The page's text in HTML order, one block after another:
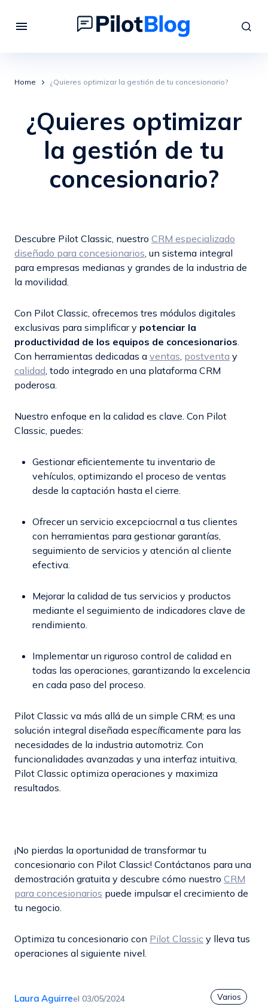
Home ¿Quieres optimizar la gestión de tu concesionario?
¿Quieres optimizar
la gestión de tu
concesionario?
Descubre Pilot Classic, nuestro CRM especializado
diseñado para concesionarios, un sistema integral
para empresas medianas y grandes de la industria de
la movilidad.
Con Pilot Classic, ofrecemos tres módulos digitales
exclusivas para simplificar y potenciar la
productividad de los equipos de concesionarios.
Con herramientas dedicadas a ventas, postventa y
calidad, todo integrado en una plataforma CRM
poderosa.
Nuestro enfoque en la calidad es clave. Con Pilot
Classic, puedes:
Gestionar eficientemente tu inventario de
vehículos, optimizando el proceso de ventas
desde la captación hasta el cierre.
Ofrecer un servicio excepciocrnal a tus clientes
con herramientas para gestionar garantías,
seguimiento de servicios y atención al cliente
efectiva.
Mejorar la calidad de tus servicios y productos
mediante el seguimiento de indicadores clave de
rendimiento.
Implementar un riguroso control de calidad en
todas las operaciones, garantizando la excelencia
en cada paso del proceso.
Pilot Classic va más allá de un simple CRM; es una
solución integral diseñada específicamente para las
necesidades de la industria automotriz. Con
funcionalidades avanzadas y una interfaz intuitiva,
Pilot Classic optimiza operaciones y maximiza
resultados.
¡No pierdas la oportunidad de transformar tu
concesionario con Pilot Classic! Contáctanos para una
demostración gratuita y descubre cómo nuestro CRM
para concesionarios puede impulsar el crecimiento de
tu negocio.
Optimiza tu concesionario con Pilot Classic y lleva tus
operaciones al siguiente nivel.
Laura Aguirreel 03/05/2024 Varios